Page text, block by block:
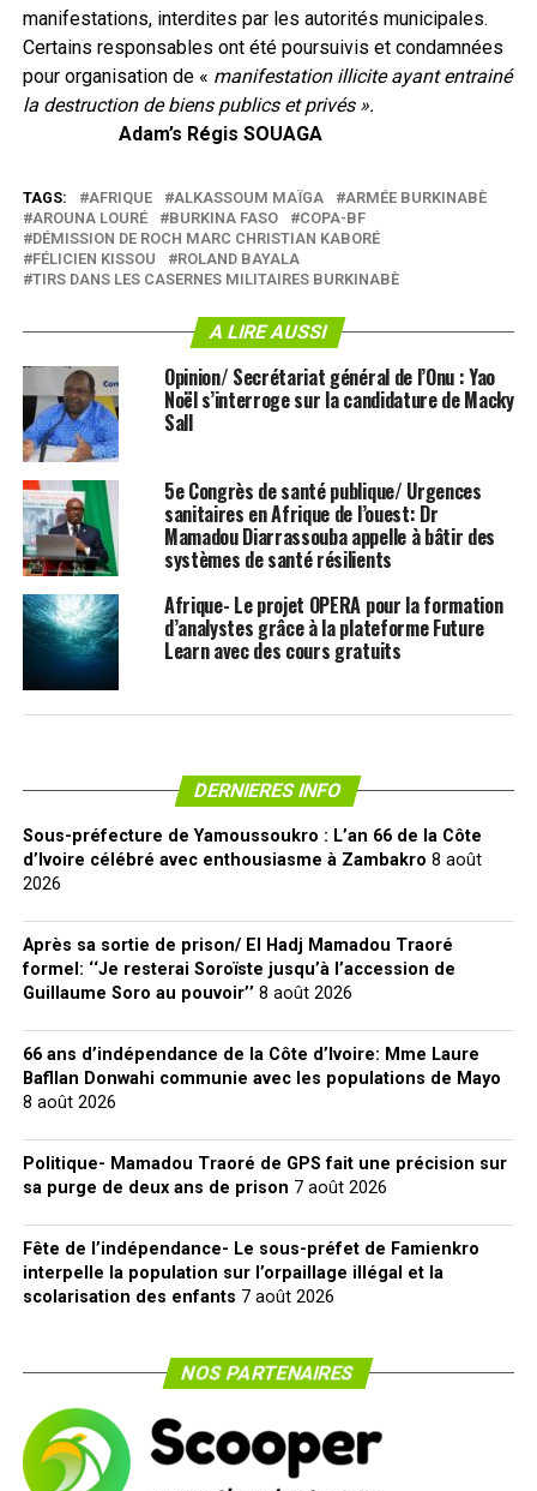
manifestations, interdites par les autorités municipales.
Certains responsables ont été poursuivis et condamnées
pour organisation de « manifestation illicite ayant entrainé
la destruction de biens publics et privés ».
Adam’s Régis SOUAGA
TAGS: AFRIQUE ALKASSOUM MAÏGA
ARMÉE BURKINABÈ
AROUNA LOURÉ
BURKINA FASO
COPA-BF
DÉMISSION DE ROCH MARC CHRISTIAN KABORÉ
FÉLICIEN KISSOU
ROLAND BAYALA
TIRS DANS LES CASERNES MILITAIRES BURKINABÈ
A LIRE AUSSI
Opinion/ Secrétariat général de l’Onu : Yao
Noël s’interroge sur la candidature de Macky
Sall
5e Congrès de santé publique/ Urgences
sanitaires en Afrique de l’ouest: Dr
Mamadou Diarrassouba appelle à bâtir des
systèmes de santé résilients
Afrique- Le projet OPERA pour la formation
d’analystes grâce à la plateforme Future
Learn avec des cours gratuits
DERNIERES INFO
Sous-préfecture de Yamoussoukro : L’an 66 de la Côte
d’Ivoire célébré avec enthousiasme à Zambakro 8 août
2026
Après sa sortie de prison/ El Hadj Mamadou Traoré
formel: ‘‘Je resterai Soroïste jusqu’à l’accession de
Guillaume Soro au pouvoir’’ 8 août 2026
66 ans d’indépendance de la Côte d’Ivoire: Mme Laure
Bafllan Donwahi communie avec les populations de Mayo
8 août 2026
Politique- Mamadou Traoré de GPS fait une précision sur
sa purge de deux ans de prison 7 août 2026
Fête de l’indépendance- Le sous-préfet de Famienkro
interpelle la population sur l’orpaillage illégal et la
scolarisation des enfants 7 août 2026
NOS PARTENAIRES